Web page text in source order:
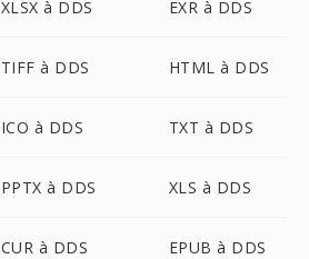
XLSX à DDS EXR à DDS
TIFF à DDS HTML à DDS
ICO à DDS TXT à DDS
PPTX à DDS XLS à DDS
CUR à DDS EPUB à DDS